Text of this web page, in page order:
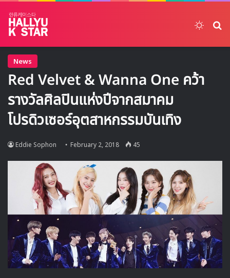
News
Red Velvet & Wanna One คว้า
รางวัลศิลปินแห่งปีจากสมาคม
โปรดิวเซอร์อุตสาหกรรมบันเทิง
Eddie Sophon February 2, 2018 45